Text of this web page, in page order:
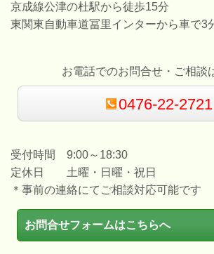
京成線公津の杜駅から徒歩15分
東関東自動車道冨里インターから車で3
お電話でのお問合せ・ご相談
0476-22-2721
受付時間 9:00～18:30
定休日 土曜・日曜・祝日
＊事前の連絡にてご相談対応可能です
お問合せフォームはこちらへ